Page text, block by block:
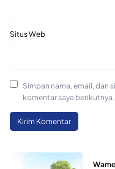
Situs Web
Simpan nama, email, dan
komentar saya berikutnya.